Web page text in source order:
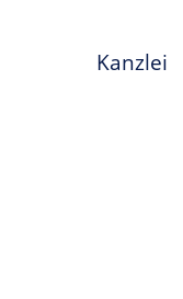
Kanzlei